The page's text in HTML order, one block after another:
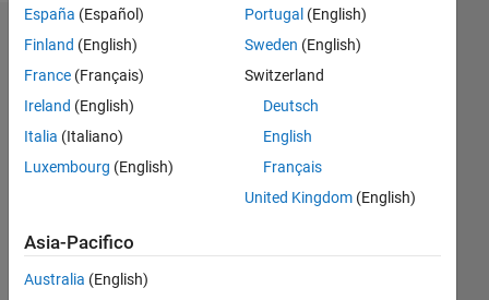
Badge
Atique
Barudgar's
MATLAB
España (Español)
Finland (English)
France (Français)
Ireland (English)
Italia (Italiano)
Luxembourg (English)
Portugal (English)
Sweden (English)
Switzerland
Deutsch
English
Français
United Kingdom(English)
Asia-Pacifico
Australia (English)